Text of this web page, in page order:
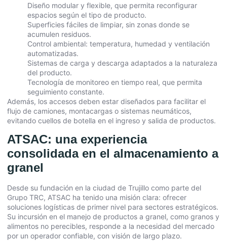
Diseño modular y flexible, que permita reconfigurar
espacios según el tipo de producto.
Superficies fáciles de limpiar, sin zonas donde se
acumulen residuos.
Control ambiental: temperatura, humedad y ventilación
automatizadas.
Sistemas de carga y descarga adaptados a la naturaleza
del producto.
Tecnología de monitoreo en tiempo real, que permita
seguimiento constante.
Además, los accesos deben estar diseñados para facilitar el
flujo de camiones, montacargas o sistemas neumáticos,
evitando cuellos de botella en el ingreso y salida de productos.
ATSAC: una experiencia
consolidada en el almacenamiento a
granel
Desde su fundación en la ciudad de Trujillo como parte del
Grupo TRC, ATSAC ha tenido una misión clara: ofrecer
soluciones logísticas de primer nivel para sectores estratégicos.
Su incursión en el manejo de productos a granel, como granos y
alimentos no perecibles, responde a la necesidad del mercado
por un operador confiable, con visión de largo plazo.